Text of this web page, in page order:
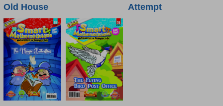
Old House
Attempt